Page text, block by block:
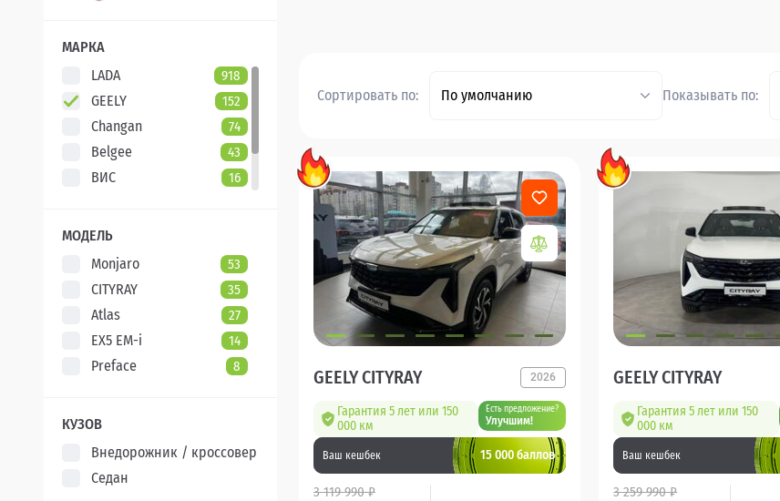
МАРКА
LADA
918
GEELY 152
Changan 74
Belgee 43
ВИС 16
XCITE
МОДЕЛЬ
Monjaro
53
CITYRAY 35
Atlas 27
EX5 EM-i 14
Preface 8
КУЗОВ
Внедорожник / кроссовер
Седан
Сортировать по: По умолчанию Показывать по:
GEELY CITYRAY 2026
Гарантия 5 лет или 150
000 км
Есть предложение?
Улучшим!
Ваш кешбек 15 000 баллов
3 119 990 ₽
GEELY CITYRAY
Гарантия 5 лет или 150
000 км
Ваш кешбек
3 259 990 ₽